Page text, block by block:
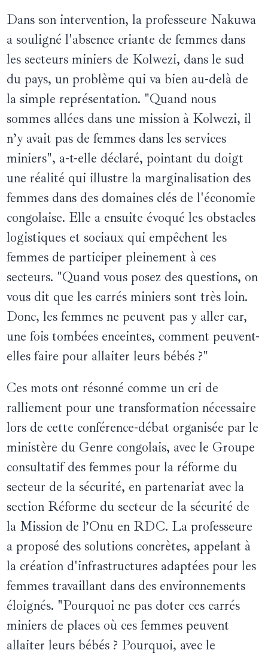
Dans son intervention, la professeure Nakuwa
a souligné l'absence criante de femmes dans
les secteurs miniers de Kolwezi, dans le sud
du pays, un problème qui va bien au-delà de
la simple représentation. "Quand nous
sommes allées dans une mission à Kolwezi, il
n’y avait pas de femmes dans les services
miniers", a-t-elle déclaré, pointant du doigt
une réalité qui illustre la marginalisation des
femmes dans des domaines clés de l'économie
congolaise. Elle a ensuite évoqué les obstacles
logistiques et sociaux qui empêchent les
femmes de participer pleinement à ces
secteurs. "Quand vous posez des questions, on
vous dit que les carrés miniers sont très loin.
Donc, les femmes ne peuvent pas y aller car,
une fois tombées enceintes, comment peuvent-
elles faire pour allaiter leurs bébés ?"
Ces mots ont résonné comme un cri de
ralliement pour une transformation nécessaire
lors de cette conférence-débat organisée par le
ministère du Genre congolais, avec le Groupe
consultatif des femmes pour la réforme du
secteur de la sécurité, en partenariat avec la
section Réforme du secteur de la sécurité de
la Mission de l’Onu en RDC. La professeure
a proposé des solutions concrètes, appelant à
la création d'infrastructures adaptées pour les
femmes travaillant dans des environnements
éloignés. "Pourquoi ne pas doter ces carrés
miniers de places où ces femmes peuvent
allaiter leurs bébés ? Pourquoi, avec le